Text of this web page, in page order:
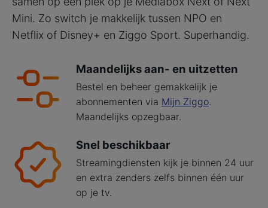
Mini. Zo switch je makkelijk tussen NPO en
Netflix of Disney+ en Ziggo Sport. Superhandig.
Maandelijks aan- en uitzetten
Bestel en beheer gemakkelijk je
abonnementen via Mijn Ziggo.
Maandelijks opzegbaar.
Snel beschikbaar
Streamingdiensten kijk je binnen 24 uur
en extra zenders zelfs binnen één uur
op je tv.